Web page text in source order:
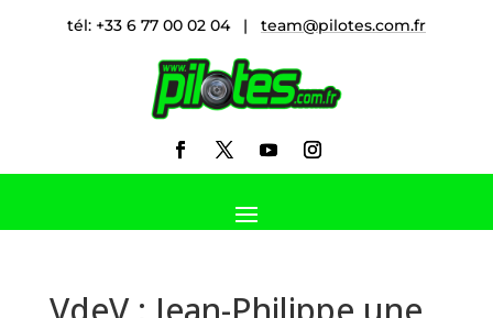
tél: +33 6 77 00 02 04 | team@pilotes.com.fr